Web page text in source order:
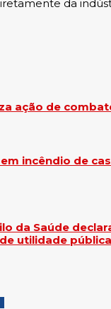
da
ação de
incêndio de
da Saúde
utilidade